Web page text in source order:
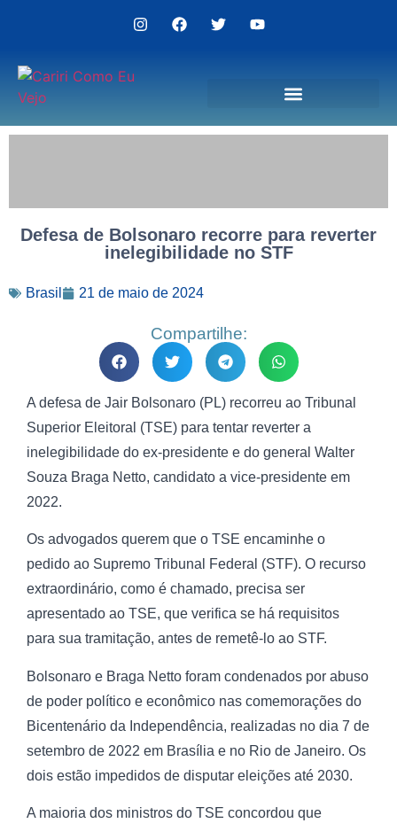
Defesa de Bolsonaro recorre para reverter
inelegibilidade no STF
Brasil 21 de maio de 2024
Compartilhe:
A defesa de Jair Bolsonaro (PL) recorreu ao Tribunal
Superior Eleitoral (TSE) para tentar reverter a
inelegibilidade do ex-presidente e do general Walter
Souza Braga Netto, candidato a vice-presidente em
2022.
Os advogados querem que o TSE encaminhe o
pedido ao Supremo Tribunal Federal (STF). O recurso
extraordinário, como é chamado, precisa ser
apresentado ao TSE, que verifica se há requisitos
para sua tramitação, antes de remetê-lo ao STF.
Bolsonaro e Braga Netto foram condenados por abuso
de poder político e econômico nas comemorações do
Bicentenário da Independência, realizadas no dia 7 de
setembro de 2022 em Brasília e no Rio de Janeiro. Os
dois estão impedidos de disputar eleições até 2030.
A maioria dos ministros do TSE concordou que